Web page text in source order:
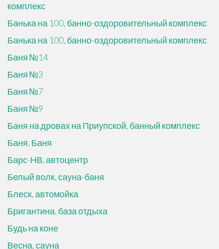
комплекс
Банька на 100, банно-оздоровительный комплекс
Банька на 100, банно-оздоровительный комплекс
Баня №14
Баня №3
Баня №7
Баня №9
Баня на дровах на Приупской, банный комплекс
Баня, Баня
Барс-НВ, автоцентр
Белый волк, сауна-баня
Блеск, автомойка
Бригантина, база отдыха
Будь на коне
Весна, сауна